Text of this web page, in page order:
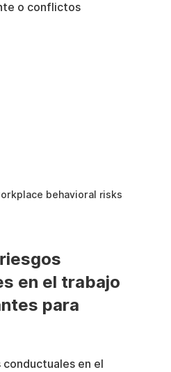
o conflictos
behavioral risks
en el trabajo
para
conductuales en el